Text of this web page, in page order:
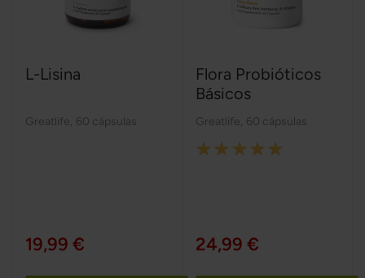
L-Lisina
Greatlife 60 cápsulas
19,99 €
Flora Probióticos
Básicos
Greatlife 60 cápsulas
Rating:
24,99 €